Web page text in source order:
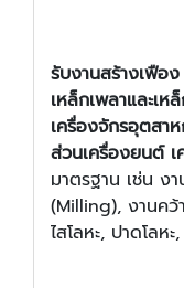
รับงานสร้างเฟือ
เหล็กเพลาและเ
เครื่องจักรอุตสา
ส่วนเครื่องยนต์ เ
มาตรฐาน เช่น ง
(Milling), งานค
ไสโลหะ, ปาดโลห